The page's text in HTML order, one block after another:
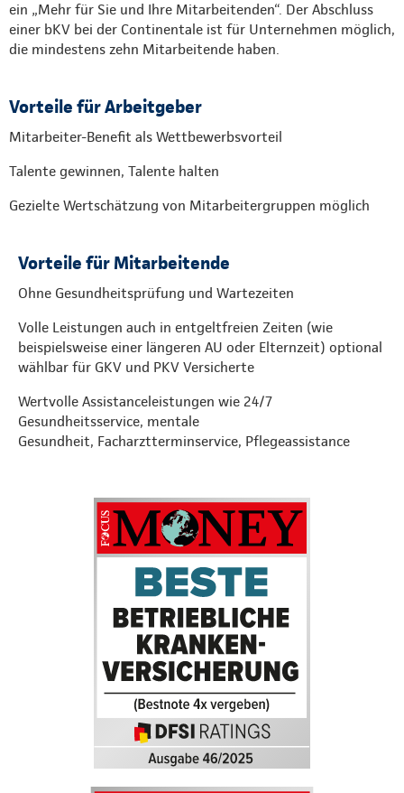
ein „Mehr für Sie und Ihre Mitarbeitenden“. Der Abschluss
einer bKV bei der Continentale ist für Unternehmen möglich,
die mindestens zehn Mitarbeitende haben.
Vorteile für Arbeitgeber
Mitarbeiter-Benefit als Wettbewerbsvorteil
Talente gewinnen, Talente halten
Gezielte Wertschätzung von Mitarbeitergruppen möglich
Vorteile für Mitarbeitende
Ohne Gesundheitsprüfung und Wartezeiten
Volle Leistungen auch in entgeltfreien Zeiten (wie
beispielsweise einer längeren AU oder Elternzeit) optional
wählbar für GKV und PKV Versicherte
Wertvolle Assistanceleistungen wie 24/7
Gesundheitsservice, mentale
Gesundheit, Facharztterminservice, Pflegeassistance